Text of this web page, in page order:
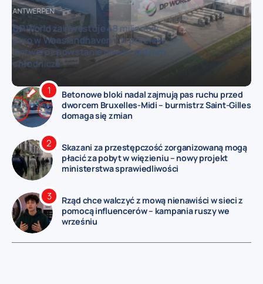
SPOŁECZEŃSTWO
Śmiertelny wypadek kitesurfera w
Oostduinkerke – 63-latek zginął po
gwałtownym podmuchu wiatru
BRUKSELA
ANTWERPEN
Betonowe bloki nadal zajmują pas ruchu przed
dworcem Bruxelles-Midi – burmistrz Saint-Gilles
domaga się zmian
Skazani za przestępczość zorganizowaną mogą
płacić za pobyt w więzieniu – nowy projekt
ministerstwa sprawiedliwości
Rząd chce walczyć z mową nienawiści w sieci z
pomocą influencerów – kampania ruszy we
wrześniu